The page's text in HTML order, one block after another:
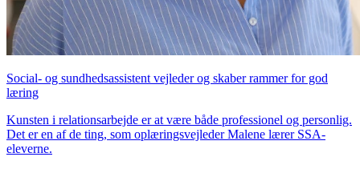
Social- og sundhedsassistent vejleder og skaber rammer for god
læring
Kunsten i relationsarbejde er at være både professionel og personlig.
Det er en af de ting, som oplæringsvejleder Malene lærer SSA-
eleverne.